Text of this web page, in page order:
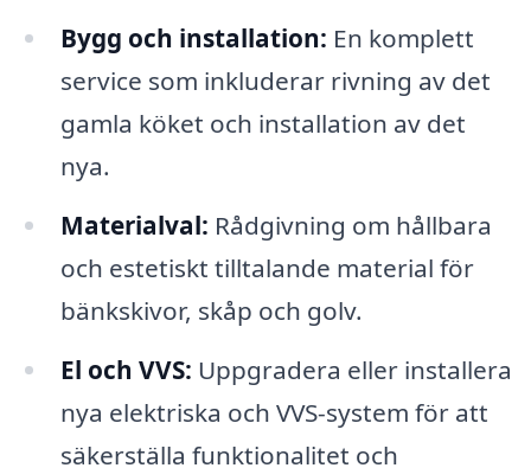
Bygg och installation: En komplett
service som inkluderar rivning av det
gamla köket och installation av det
nya.
Materialval: Rådgivning om hållbara
och estetiskt tilltalande material för
bänkskivor, skåp och golv.
El och VVS: Uppgradera eller installera
nya elektriska och VVS-system för att
säkerställa funktionalitet och